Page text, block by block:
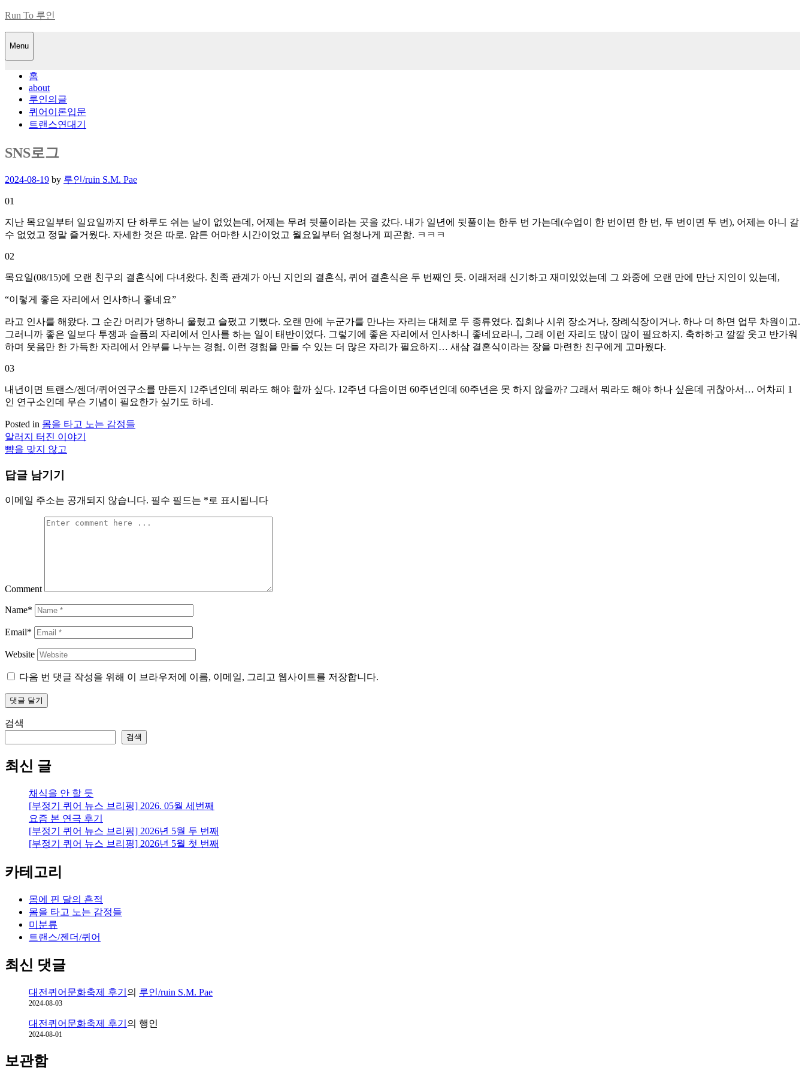
Skip
content
Run To 루인
Menu
홈
about
루인의글
퀴어이론입문
트랜스연대기
SNS로그
Posted
2024-08-19 by 루인/ruin S.M. Pae
01
지난 목요일부터 일요일까지 단 하루도 쉬는 날이 없었는데, 어제는 무려 뒷풀이라는 곳을 갔다. 내가 일년에 뒷풀이는 한두 번 가는데(수업이 한 번이면 한 번, 두 번이면 두 번), 어제는 아니 갈
수 없었고 정말 즐거웠다. 자세한 것은 따로. 암튼 어마한 시간이었고 월요일부터 엄청나게 피곤함. ㅋㅋㅋ
02
목요일(08/15)에 오랜 친구의 결혼식에 다녀왔다. 친족 관계가 아닌 지인의 결혼식, 퀴어 결혼식은 두 번째인 듯. 이래저래 신기하고 재미있었는데 그 와중에 오랜 만에 만난 지인이 있는데,
“이렇게 좋은 자리에서 인사하니 좋네요”
라고 인사를 해왔다. 그 순간 머리가 댕하니 울렸고 슬펐고 기뻤다. 오랜 만에 누군가를 만나는 자리는 대체로 두 종류였다. 집회나 시위 장소거나, 장례식장이거나. 하나 더 하면 업무 차원이고.
그러니까 좋은 일보다 투쟁과 슬픔의 자리에서 인사를 하는 일이 태반이었다. 그렇기에 좋은 자리에서 인사하니 좋네요라니, 그래 이런 자리도 많이 많이 필요하지. 축하하고 깔깔 웃고 반가워
하며 웃음만 한 가득한 자리에서 안부를 나누는 경험, 이런 경험을 만들 수 있는 더 많은 자리가 필요하지… 새삼 결혼식이라는 장을 마련한 친구에게 고마웠다.
03
내년이면 트랜스/젠더/퀴어연구소를 만든지 12주년인데 뭐라도 해야 할까 싶다. 12주년 다음이면 60주년인데 60주년은 못 하지 않을까? 그래서 뭐라도 해야 하나 싶은데 귀찮아서… 어차피 1
인 연구소인데 무슨 기념이 필요한가 싶기도 하네.
Posted in 몸을 타고 노는 감정들
글
탐
색
알러지 터진 이야기
뺨을 맞지 않고
답글 남기기
이메일 주소는 공개되지 않습니다. 필수 필드는 *로 표시됩니다
Comment
Name*
Email*
Website
다음 번 댓글 작성을 위해 이 브라우저에 이름, 이메일, 그리고 웹사이트를 저장합니다.
검색
검색
최신 글
채식을 안 할 듯
[부정기 퀴어 뉴스 브리핑] 2026. 05월 세번째
요즘 본 연극 후기
[부정기 퀴어 뉴스 브리핑] 2026년 5월 두 번째
[부정기 퀴어 뉴스 브리핑] 2026년 5월 첫 번째
카테고리
몸에 핀 달의 흔적
몸을 타고 노는 감정들
미분류
트랜스/젠더/퀴어
최신 댓글
대전퀴어문화축제 후기 의 루인/ruin S.M. Pae
2024-08-03
대전퀴어문화축제 후기 의 행인
2024-08-01
보관함